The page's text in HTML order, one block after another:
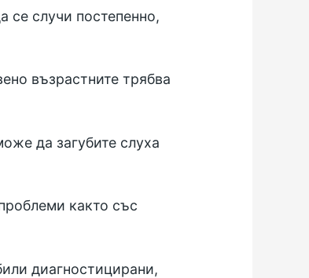
се случи постепенно,
възрастните трябва
да загубите слуха
както със
диагностицирани,